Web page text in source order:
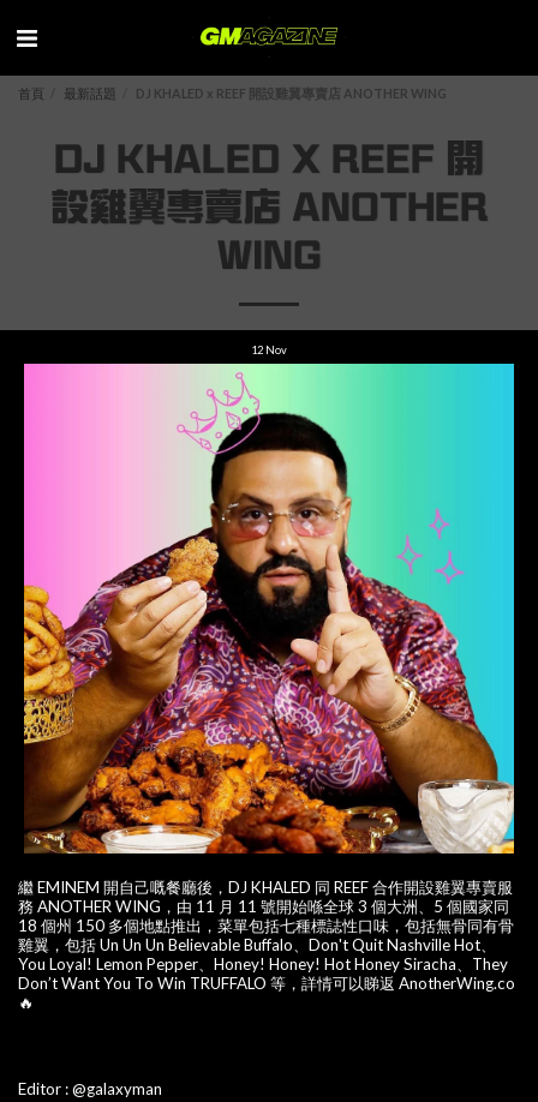
首頁 最新話題 DJ KHALED x REEF 開設雞翼專賣店 ANOTHER WING
DJ KHALED X REEF 開
設雞翼專賣店 ANOTHER
WING
12 Nov
繼 EMINEM 開自己嘅餐廳後，DJ KHALED 同 REEF 合作開設雞翼專賣服
務 ANOTHER WING，由 11 月 11 號開始喺全球 3 個大洲、5 個國家同
18 個州 150 多個地點推出，菜單包括七種標誌性口味，包括無骨同有骨
雞翼，包括 Un Un Un Believable Buffalo、Don't Quit Nashville Hot、
You Loyal! Lemon Pepper、Honey! Honey! Hot Honey Siracha、They
Don’t Want You To Win TRUFFALO 等，詳情可以睇返 AnotherWing.co
🔥
Editor : @galaxyman